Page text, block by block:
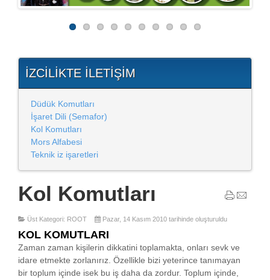
İZCILIKTE İLETIŞIM
Düdük Komutları
İşaret Dili (Semafor)
Kol Komutları
Mors Alfabesi
Teknik iz işaretleri
Kol Komutları
Üst Kategori: ROOT Pazar, 14 Kasım 2010 tarihinde oluşturuldu
KOL KOMUTLARI
Zaman zaman kişilerin dikkatini toplamakta, onları sevk ve
idare etmekte zorlanırız. Özellikle bizi yeterince tanımayan
bir toplum içinde isek bu iş daha da zordur. Toplum içinde,